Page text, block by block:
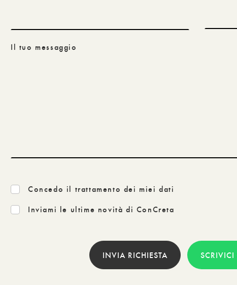
Il tuo messaggio
Concedo il trattamento dei miei dati
Inviami le ultime novità di ConCreta
INVIA RICHIESTA SCRIVICI